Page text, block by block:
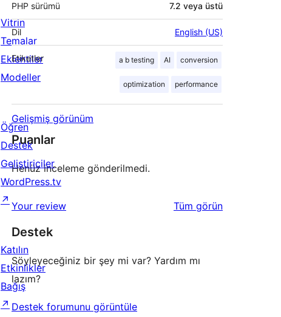
PHP sürümü 7.2 veya üstü
Dil English (US)
Etiketler a b testing AI conversion
optimization performance
Gelişmiş görünüm
Puanlar
Henüz inceleme gönderilmedi.
Your review Tüm değerlendirmeleri
görün
Destek
Söyleyeceğiniz bir şey mi var? Yardım mı
lazım?
Destek forumunu görüntüle
Vitrin
Temalar
Eklentiler
Modeller
Öğren
Destek
Geliştiriciler
WordPress.tv
↗
Katılın
Etkinlikler
Bağış
↗